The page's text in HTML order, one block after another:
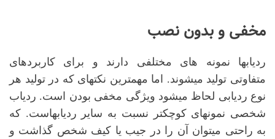
مخفی و بدون نصب
ردیابها نمونه های مختلفی دارند و برای کاربردهای
متفاوتی تولید میشوند. اما مهمترین نکتهای که در تولید هر
نوع ردیابی لحاظ میشود ویژگی مخفی بودن است. ردیاب
شخصی نمونهای کوچکتر نسبت به سایر ردیابهاست. که
به راحتی میتوان آن را در جیب یا کیف شخص گذاشت و